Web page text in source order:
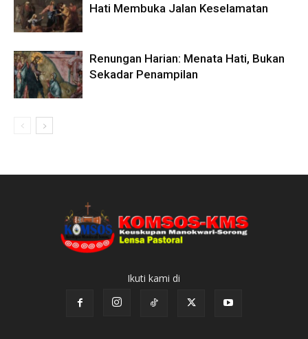
Hati Membuka Jalan Keselamatan
Renungan Harian: Menata Hati, Bukan
Sekadar Penampilan
Ikuti kami di